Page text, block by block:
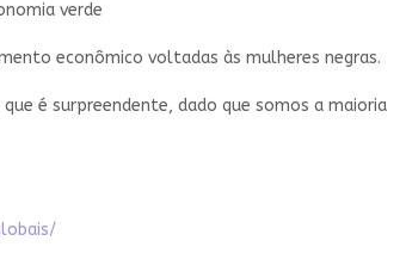
verde
econômico voltadas às mulheres negras.
é surpreendente, dado que somos a maioria